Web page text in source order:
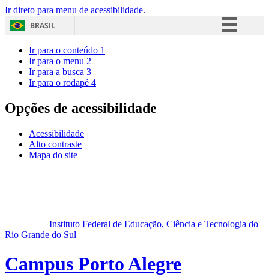
Ir direto para menu de acessibilidade.
BRASIL
Acesso à informação
Ir para o conteúdo 1
Ir para o menu 2
Ir para a busca 3
Ir para o rodapé 4
Opções de acessibilidade
Acessibilidade
Alto contraste
Mapa do site
Instituto Federal de Educação, Ciência e Tecnologia do
Rio Grande do Sul
Campus Porto Alegre